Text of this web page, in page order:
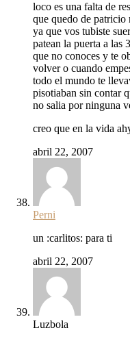
loco es una falta de
que quedo de patricio
ya que vos tubiste
patean la puerta a las
que no conoces y te
volver o cuando
todo el mundo te
pisotiaban sin contar
no salia por
creo que en la vida
abril 22, 2007
Perni
un :carlitos: para ti
abril 22, 2007
Luzbola